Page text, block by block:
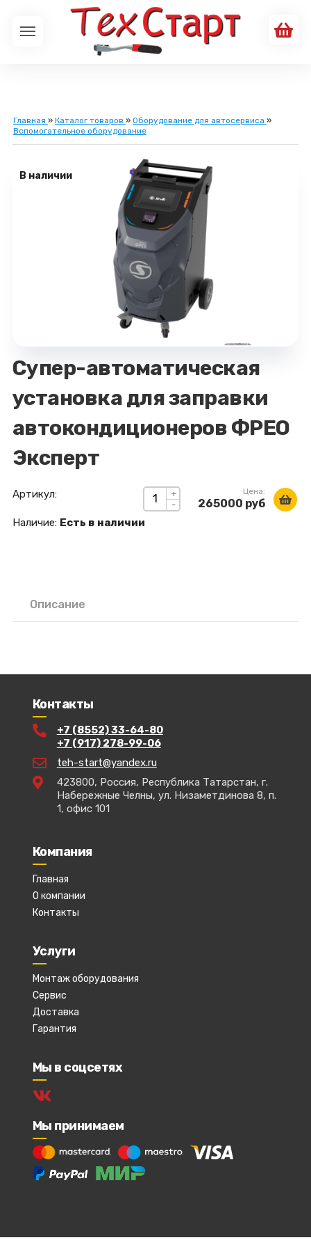
Главная » Каталог товаров » Оборудование для автосервиса »
Вспомогательное оборудование
В наличии
Супер-автоматическая
установка для заправки
автокондиционеров ФРЕО
Эксперт
+
-
Цена:
265000 руб
Артикул:
Наличие: Есть в наличии
Описание
Контакты
+7 (8552) 33-64-80
+7 (917) 278-99-06
teh-start@yandex.ru
423800, Россия, Республика Татарстан, г.
Набережные Челны, ул. Низаметдинова 8, п.
1, офис 101
Компания
Главная
О компании
Контакты
Услуги
Монтаж оборудования
Сервис
Доставка
Гарантия
Мы в соцсетях
Мы принимаем